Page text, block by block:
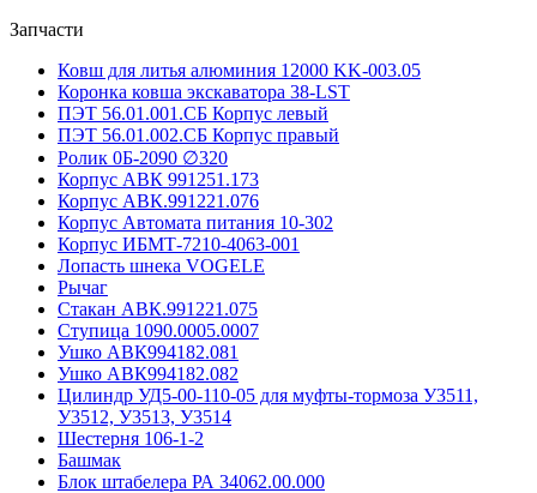
Запчасти
Ковш для литья алюминия 12000 KK-003.05
Коронка ковша экскаватора 38-LST
ПЭТ 56.01.001.СБ Корпус левый
ПЭТ 56.01.002.СБ Корпус правый
Ролик 0Б-2090 ∅320
Корпус АВК 991251.173
Корпус АВК.991221.076
Корпус Автомата питания 10-302
Корпус ИБМТ-7210-4063-001
Лопасть шнека VOGELE
Рычаг
Стакан АВК.991221.075
Ступица 1090.0005.0007
Ушко АВК994182.081
Ушко АВК994182.082
Цилиндр УД5-00-110-05 для муфты-тормоза У3511,
У3512, У3513, У3514
Шестерня 106-1-2
Башмак
Блок штабелера РА 34062.00.000